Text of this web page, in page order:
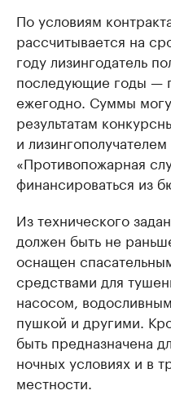
По условиям
рассчитывается на
году лизингодатель
последующие годы —
ежегодно. Суммы
результатам
и
«Противопожарная
финансироваться из
Из технического
должен быть не
оснащен
средствами для
насосом,
пушкой и другими.
быть предназначена
ночных условиях и в
местности.